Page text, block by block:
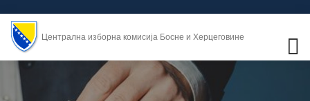
Централна изборна комисија Босне и Херцеговине